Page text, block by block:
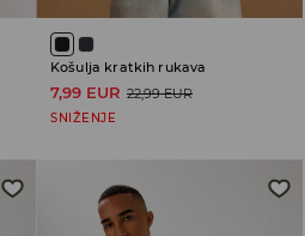
Košulja kratkih rukava
7,99 EUR 22,99 EUR
SNIŽENJE